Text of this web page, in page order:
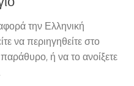
την Ελληνική
να περιηγηθείτε στο
ή να το ανοίξετε